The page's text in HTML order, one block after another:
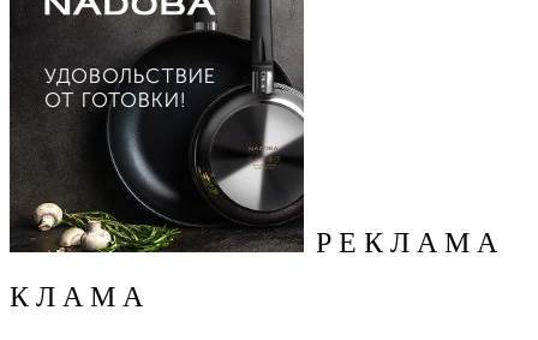
Р Е К Л А М А
К Л А М А